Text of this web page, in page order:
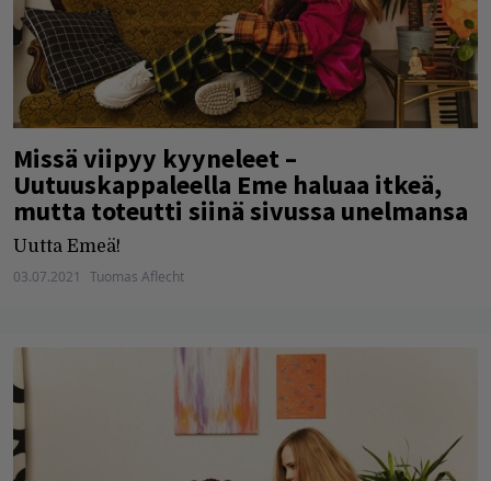
Missä viipyy kyyneleet –
Uutuuskappaleella Eme haluaa itkeä,
mutta toteutti siinä sivussa unelmansa
Uutta Emeä!
03.07.2021 Tuomas Aflecht